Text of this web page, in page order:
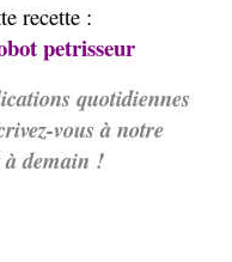
recette :
petrisseur
quotidiennes
vous à notre
à demain !